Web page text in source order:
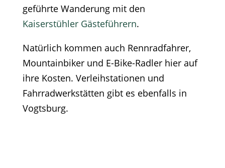
geführte Wanderung mit den
Kaiserstühler Gästeführern.
Natürlich kommen auch Rennradfahrer,
Mountainbiker und E-Bike-Radler hier auf
ihre Kosten. Verleihstationen und
Fahrradwerkstätten gibt es ebenfalls in
Vogtsburg.